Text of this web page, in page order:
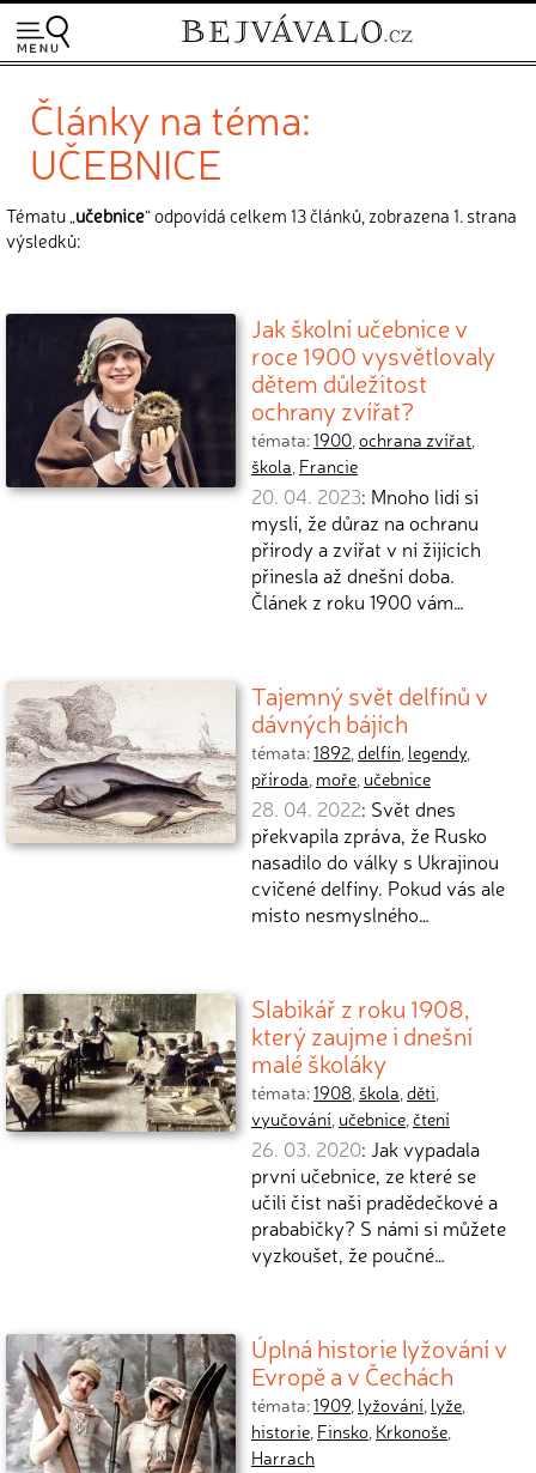
Články na téma:
UČEBNICE
Tématu „učebnice“ odpovídá celkem 13 článků, zobrazena 1. strana
výsledků:
Jak školní učebnice v
roce 1900 vysvětlovaly
dětem důležitost
ochrany zvířat?
témata:1900,ochrana zvířat,
škola, Francie
20. 04. 2023: Mnoho lidí si
myslí, že důraz na ochranu
přírody a zvířat v ní žijících
přinesla až dnešní doba.
Článek z roku 1900 vám…
Tajemný svět delfínů v
dávných bájích
témata:1892,delfín, legendy,
příroda, moře, učebnice
28. 04. 2022: Svět dnes
překvapila zpráva, že Rusko
nasadilo do války s Ukrajinou
cvičené delfíny. Pokud vás ale
místo nesmyslného…
Slabikář z roku 1908,
který zaujme i dnešní
malé školáky
témata:1908, škola,děti,
vyučování, učebnice,čtení
26. 03. 2020: Jak vypadala
první učebnice, ze které se
učili číst naši pradědečkové a
prababičky? S námi si můžete
vyzkoušet, že poučné…
Úplná historie lyžování v
Evropě a v Čechách
témata:1909, lyžování, lyže,
historie, Finsko, Krkonoše,
Harrach